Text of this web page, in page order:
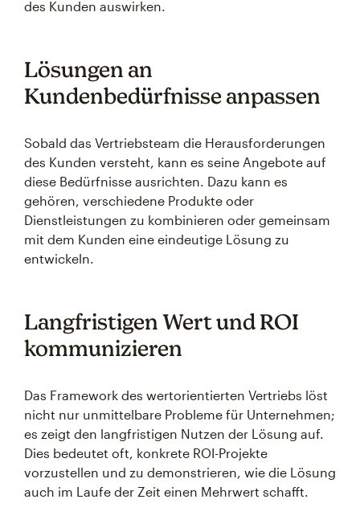
des Kunden auswirken.
Lösungen an
Kundenbedürfnisse anpassen
Sobald das Vertriebsteam die Herausforderungen
des Kunden versteht, kann es seine Angebote auf
diese Bedürfnisse ausrichten. Dazu kann es
gehören, verschiedene Produkte oder
Dienstleistungen zu kombinieren oder gemeinsam
mit dem Kunden eine eindeutige Lösung zu
entwickeln.
Langfristigen Wert und ROI
kommunizieren
Das Framework des wertorientierten Vertriebs löst
nicht nur unmittelbare Probleme für Unternehmen;
es zeigt den langfristigen Nutzen der Lösung auf.
Dies bedeutet oft, konkrete ROI-Projekte
vorzustellen und zu demonstrieren, wie die Lösung
auch im Laufe der Zeit einen Mehrwert schafft.